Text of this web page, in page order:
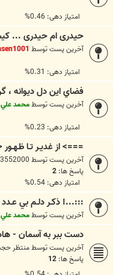
امتیاز دهی: 0.46%
حیدری ام حیدری ...
آخرین پست توسط
امتیاز دهی: 0.31%
فضاي اين دل ديوانه ،
آخرین پست توسطمحمد علي
امتیاز دهی: 0.23%
===> از غديـر تـا
آخرین پست توسط
پاسخ ها: 2
امتیاز دهی: 0.54%
:::...! ذکـر دلـم بي عـدد
آخرین پست توسطمحمد علي
دست ببر به آسمان -
آخرین پست توسطمنتظر
پاسخ ها: 12